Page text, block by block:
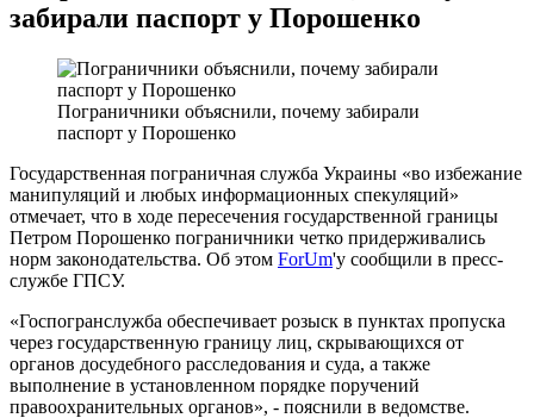
забирали паспорт у Порошенко
Пограничники объяснили, почему забирали
паспорт у Порошенко
Государственная пограничная служба Украины «во избежание
манипуляций и любых информационных спекуляций»
отмечает, что в ходе пересечения государственной границы
Петром Порошенко пограничники четко придерживались
норм законодательства. Об этом ForUm'у сообщили в пресс-
службе ГПСУ.
«Госпогранслужба обеспечивает розыск в пунктах пропуска
через государственную границу лиц, скрывающихся от
органов досудебного расследования и суда, а также
выполнение в установленном порядке поручений
правоохранительных органов», - пояснили в ведомстве.